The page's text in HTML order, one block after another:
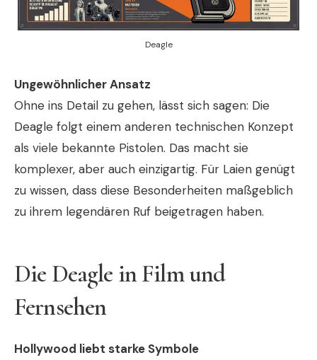
Deagle
Ungewöhnlicher Ansatz
Ohne ins Detail zu gehen, lässt sich sagen: Die
Deagle folgt einem anderen technischen Konzept
als viele bekannte Pistolen. Das macht sie
komplexer, aber auch einzigartig. Für Laien genügt
zu wissen, dass diese Besonderheiten maßgeblich
zu ihrem legendären Ruf beigetragen haben.
Die Deagle in Film und
Fernsehen
Hollywood liebt starke Symbole